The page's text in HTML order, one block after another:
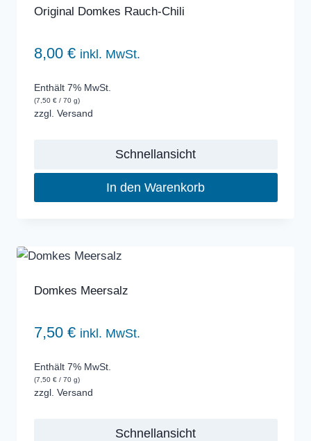
Original Domkes Rauch-Chili
8,00 € inkl. MwSt.
Enthält 7% MwSt.
(7,50 €/ 70 g)
zzgl. Versand
Schnellansicht
In den Warenkorb
Domkes Meersalz
7,50 € inkl. MwSt.
Enthält 7% MwSt.
(7,50 €/ 70 g)
zzgl. Versand
Schnellansicht